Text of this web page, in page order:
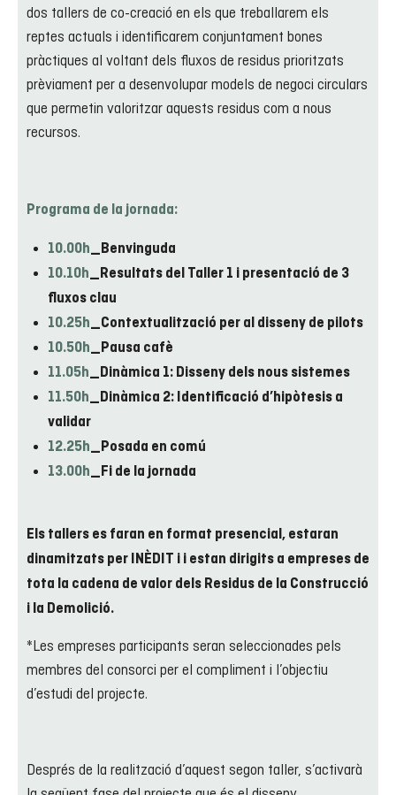
dos tallers de co-creació en els que treballarem els
reptes actuals i identificarem conjuntament bones
pràctiques al voltant dels fluxos de residus prioritzats
prèviament per a desenvolupar models de negoci circulars
que permetin valoritzar aquests residus com a nous
recursos.
Programa de la jornada:
10.00h_Benvinguda
10.10h_Resultats del Taller 1 i presentació de 3
fluxos clau
10.25h_Contextualització per al disseny de pilots
10.50h_Pausa cafè
11.05h_Dinàmica 1: Disseny dels nous sistemes
11.50h_Dinàmica 2: Identificació d’hipòtesis a
validar
12.25h_Posada en comú
13.00h_Fi de la jornada
Els tallers es faran en format presencial, estaran
dinamitzats per INÈDIT i i estan dirigits a empreses de
tota la cadena de valor dels Residus de la Construcció
i la Demolició.
*Les empreses participants seran seleccionades pels
membres del consorci per el compliment i l’objectiu
d’estudi del projecte.
Després de la realització d’aquest segon taller, s’activarà